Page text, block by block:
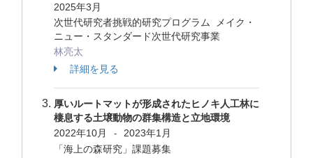
2025年3月
次世代研究者挑戦的研究プログラム メイク・
ニュー・スタンダード次世代研究事業
林亮太
詳細を見る
厚いルートマットが形成されたヒノキ人工林に
棲息する土壌動物の群集構造と立地環境
2022年10月
-
2023年1月
「海上の森研究」課題募集